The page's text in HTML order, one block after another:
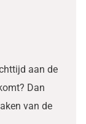
aan de
Dan
van de